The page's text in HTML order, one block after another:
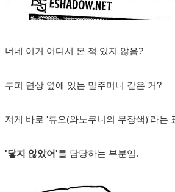
너네 이거 어디서 본 적 있지 않음?
루피 면상 옆에 있는 말주머니 같은 거?
저게 바로 '류오(와노쿠니의 무장색)'라는
'닿지 않았어'를 담당하는 부분임.